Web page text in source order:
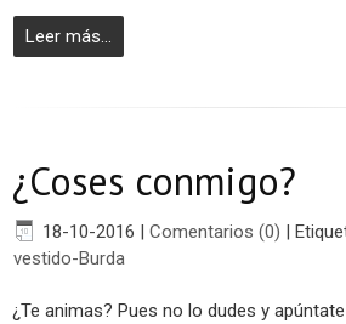
Leer más...
¿Coses conmigo?
18-10-2016 | Comentarios (0) |
vestido-Burda
¿Te animas? Pues no lo dudes y